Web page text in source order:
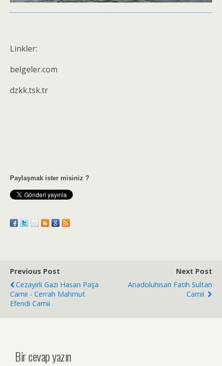
Linkler:
belgeler.com
dzkk.tsk.tr
Paylaşmak ister misiniz ?
Previous Post
Cezayirli Gazi Hasan Paşa
Camii - Cerrah Mahmut
Efendi Camii
Next Post
Anadoluhisarı Fatih Sultan
Camii
Bir cevap yazın